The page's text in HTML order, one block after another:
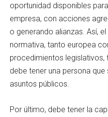
oportunidad disponibles
empresa, con acciones
o generando alianzas. Así,
normativa, tanto europea
procedimientos legislativos,
debe tener una persona
asuntos públicos.
Por último, debe tener la